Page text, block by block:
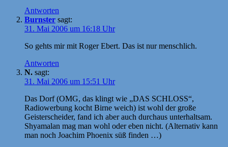
Antworten
Burnster sagt:
31. Mai 2006 um 16:18 Uhr
So gehts mir mit Roger Ebert. Das ist nur menschlich.
Antworten
N. sagt:
31. Mai 2006 um 15:51 Uhr
Das Dorf (OMG, das klingt wie „DAS SCHLOSS“,
Radiowerbung kocht Birne weich) ist wohl der große
Geisterscheider, fand ich aber auch durchaus unterhaltsam.
Shyamalan mag man wohl oder eben nicht. (Alternativ kann
man noch Joachim Phoenix süß finden …)